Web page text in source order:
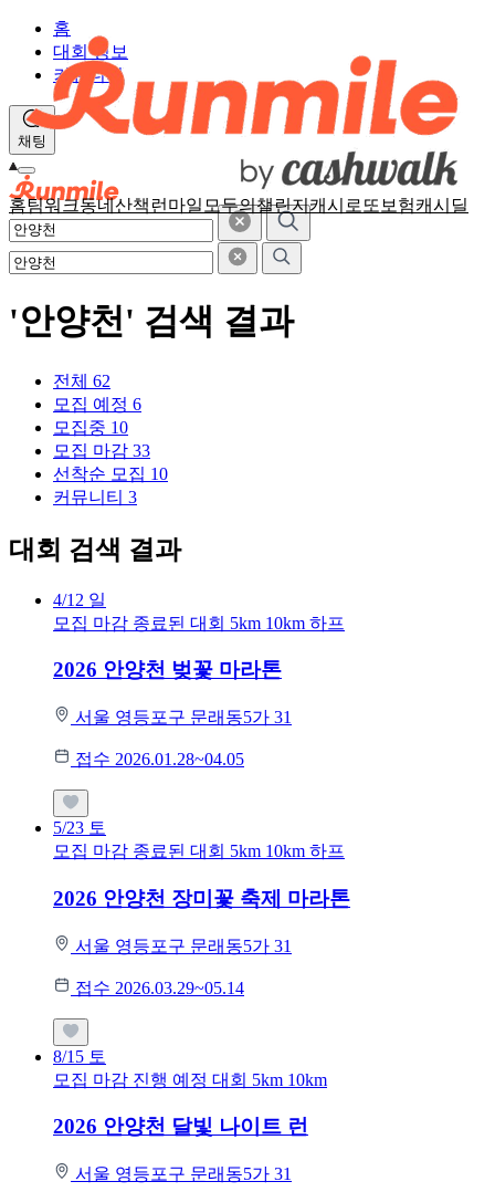
홈팀워크동네산책 런마일 모두의챌린지캐시로또 보험캐시딜
홈
대회 정보
커뮤니티
채팅
'안양천' 검색 결과
전체 62
모집 예정 6
모집중 10
모집 마감 33
선착순 모집 10
커뮤니티 3
대회 검색 결과
4/12 일
모집 마감 종료된 대회 5km 10km 하프
2026 안양천 벚꽃 마라톤
서울 영등포구 문래동5가 31
접수 2026.01.28~04.05
5/23 토
모집 마감 종료된 대회 5km 10km 하프
2026 안양천 장미꽃 축제 마라톤
서울 영등포구 문래동5가 31
접수 2026.03.29~05.14
8/15 토
모집 마감 진행 예정 대회 5km 10km
2026 안양천 달빛 나이트 런
서울 영등포구 문래동5가 31